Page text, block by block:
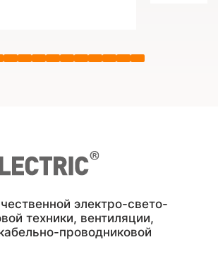
электро-свето-
техники, вентиляции,
проводниковой